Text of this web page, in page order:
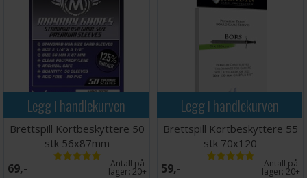
Legg i handlekurven
Brettspill Kortbeskyttere 50
stk 56x87mm
69,- Antall på
lager: 20+
Legg i handlekurven
Brettspill Kortbeskyttere 55
stk 70x120
59,- Antall på
lager: 20+